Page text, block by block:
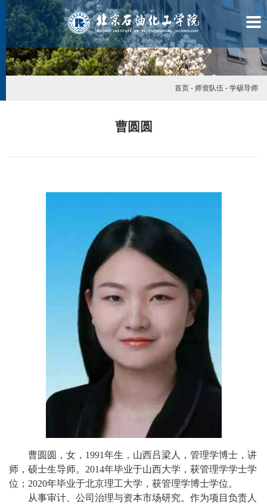
生
就
首页 - 师资队伍 - 学硕导师
曹圆圆
曹圆圆，女， 1991年生，山西吕梁人，管理学博士，讲
师，硕士生导师。 2014年毕业于山西大学，获管理学学士学
位； 2020年毕业于北京理工大学，获管理学博士学位。
从事审计、公司治理与资本市场研究。作为项目负责人